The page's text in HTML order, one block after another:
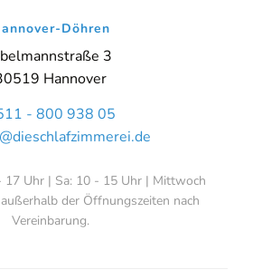
Döhren
3
Hannover
- 800 938 05
17 Uhr | Sa: 10 - 15 Uhr | Mittwoch
der Öffnungszeiten nach
Vereinbarung.